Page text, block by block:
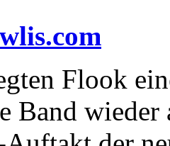
Flook
Band wieder